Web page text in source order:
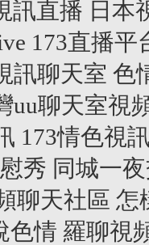
訊直播 日本
173直播平
訊聊天室 色
uu聊天室視
173情色視
秀 同城一
聊天社區 怎
色情 羅聊視